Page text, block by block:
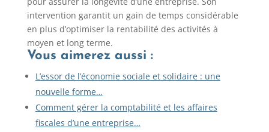
intervention garantit un gain de temps considérable
en plus d’optimiser la rentabilité des activités à
moyen et long terme.
Vous aimerez aussi :
L’essor de l’économie sociale et solidaire : une
nouvelle forme…
Comment gérer la comptabilité et les affaires
fiscales d’une entreprise…